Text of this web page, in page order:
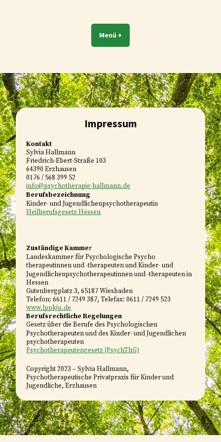
Psychotherapie Hallmann
Psychotherapie für Kinder und Jugenliche
Menü +
k
l
a
p
t
l
a
p
p
Impressum
Kontakt
Sylvia Hallmann
Friedrich-Ebert-Straße 103
64390 Erzhausen
0176 / 568 399 52
info@psychotherapie-hallmann.de
Berufsbezeichnung
Kinder- und Jugendlichenpsychotherapeutin
Heilberufsgesetz Hessen
Zuständige Kammer
Landeskammer für Psychologische Psycho
therapeutinnen und -therapeuten und Kinder- und
Jugendlichenpsychotherapeutinnen und -therapeuten in
Hessen
Gutenbergplatz 3, 65187 Wiesbaden
Telefon: 6611 / 7249 387, Telefax: 0611 / 7249 523
www.lppkjp.de
Berufsrechtliche Regelungen
Gesetz über die Berufe des Psychologischen
Psychotherapeuten und des Kinder- und Jugendlichen
psychotherapeuten
Psychotherapeutengesetz (PsychThG)
Copyright 2023 – Sylvia Hallmann,
Psychotherapeutische Privatpraxis für Kinder und
Jugendliche, Erzhausen